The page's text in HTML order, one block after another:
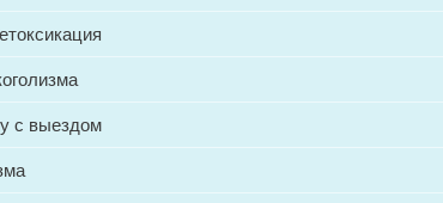
с выездом